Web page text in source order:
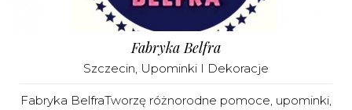
Fabryka Belfra
Szczecin, Upominki I Dekoracje
Fabryka BelfraTworzę różnorodne pomoce, upominki,